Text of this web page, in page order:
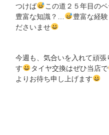
つけば
この道２５年目の
豊富な知識？…
豊富な経験
ださいませ
今週も、気合いを入れて頑
す
タイヤ交換はぜひ当店で
よりお待ち申し上げます